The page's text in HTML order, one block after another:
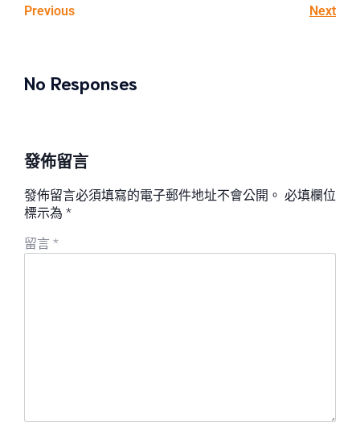
Previous Next
No Responses
發佈留言
發佈留言必須填寫的電子郵件地址不會公開。 必填欄位
標示為 *
留言 *